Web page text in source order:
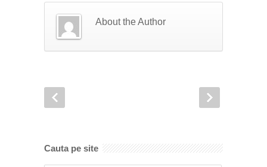
About the Author
Cauta pe site